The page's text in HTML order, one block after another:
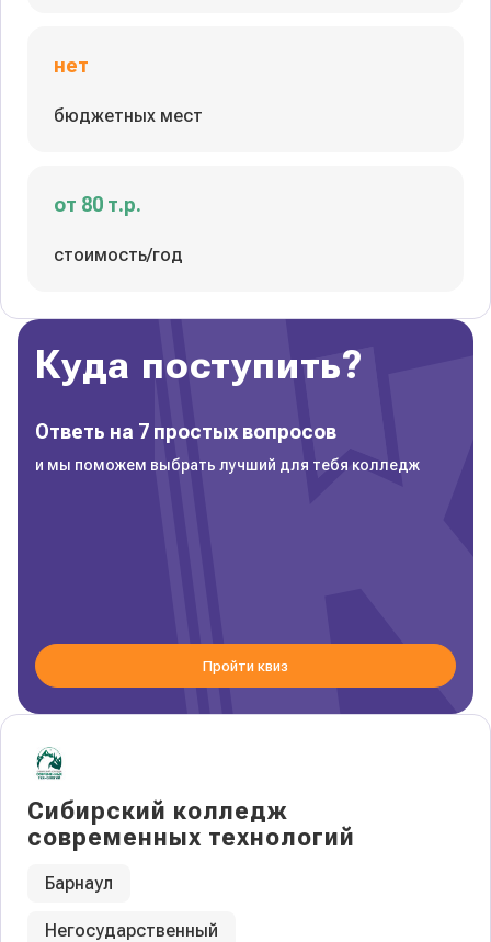
нет
бюджетных мест
от 80 т.р.
стоимость/год
Сибирский колледж
современных технологий
Барнаул
Негосударственный
Куда поступить?
Ответь на 7 простых вопросов
и мы поможем выбрать лучший для тебя колледж
Пройти квиз